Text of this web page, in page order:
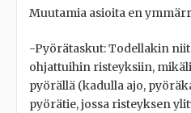
Muutamia asioita en
-Pyörätaskut: Todellakin
ohjattuihin risteyksiin, mikäli
pyörällä (kadulla ajo,
pyörätie, jossa risteyksen